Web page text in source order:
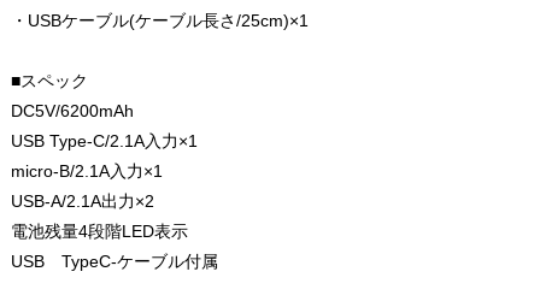
・USBケーブル(ケーブル長さ/25cm)×1
■スペック
DC5V/6200mAh
USB Type-C/2.1A入力×1
micro-B/2.1A入力×1
USB-A/2.1A出力×2
電池残量4段階LED表示
USB TypeC-ケーブル付属